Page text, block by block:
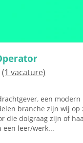
(1 vacature)
een
branche zijn wij op
die dolgraag zijn of
leer/werk...